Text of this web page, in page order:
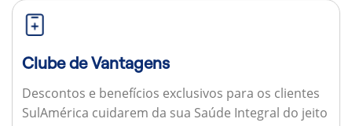
Clube de Vantagens
Descontos e benefícios exclusivos para os clientes
SulAmérica cuidarem da sua Saúde Integral do jeito